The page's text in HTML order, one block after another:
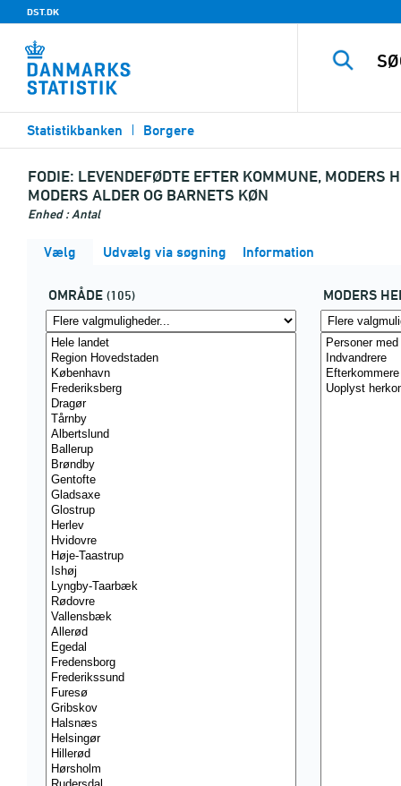
DST.DK
Statistikbanken Borgere
FODIE: LEVENDEFØDTE EFTER KOMMUNE, MODERS
MODERS ALDER OG BARNETS KØN
Enhed : Antal
Vælg Udvælg via søgning Information
OMRÅDE (105) MODERS